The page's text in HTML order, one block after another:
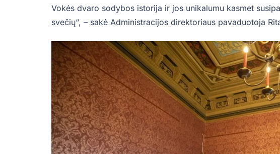
Vokės dvaro sodybos istorija ir jos unikalumu kasmet
svečių“, – sakė Administracijos direktoriaus pavaduotoja